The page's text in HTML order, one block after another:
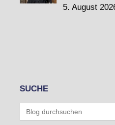
5. August
SUCHE
for: